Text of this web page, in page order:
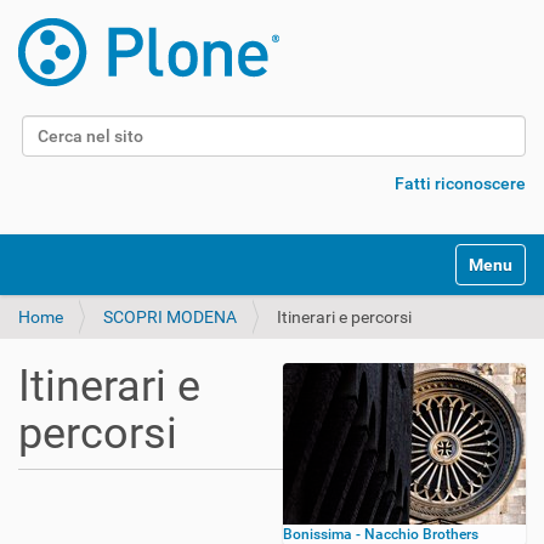
Cerca nel sito
Fatti riconoscere
Alterna
Home SCOPRI MODENA Itinerari e percorsi
Bonissima - Nacchio Brothers
Itinerari e
percorsi